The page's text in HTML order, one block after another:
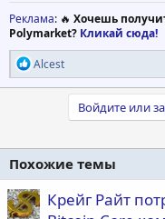
Реклама: 🔥 Хочешь
Polymarket? Кликай сюда!
Р
е
а
и
:
Alcest
Войдите или
Похожие темы
Крейг Райт